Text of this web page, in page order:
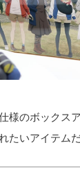
様のボックス
たいアイテムだ